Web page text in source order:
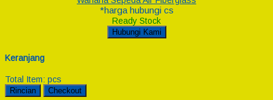
*harga hubungi cs
Ready Stock
Hubungi Kami
Keranjang
Total Item: pcs
Rincian Checkout